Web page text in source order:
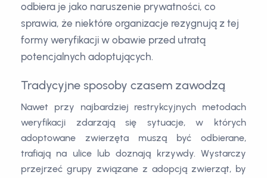
odbiera je jako naruszenie prywatności, co
sprawia, że niektóre organizacje rezygnują z tej
formy weryfikacji w obawie przed utratą
potencjalnych adoptujących.
Tradycyjne sposoby czasem zawodzą
Nawet przy najbardziej restrykcyjnych metodach
weryfikacji zdarzają się sytuacje, w których
adoptowane zwierzęta muszą być odbierane,
trafiają na ulice lub doznają krzywdy. Wystarczy
przejrzeć grupy związane z adopcją zwierząt, by